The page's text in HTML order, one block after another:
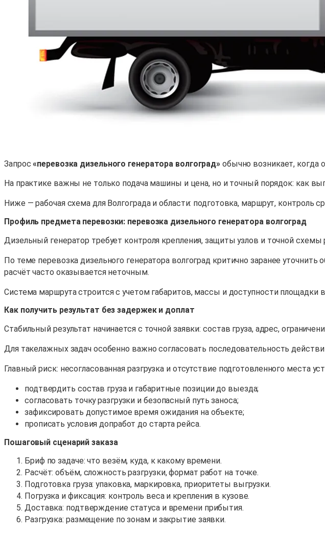
Запрос«перевозка дизельного генератора волгоград» обычно возникает, когда
На практике важны не только подача машины и цена, но и точный порядок: как
Ниже — рабочая схема для Волгограда и области: подготовка, маршрут,
Профиль предмета перевозки: перевозка дизельного генератора волгоград
Дизельный генератор требует контроля крепления, защиты узлов и точной схемы
По теме перевозка дизельного генератора волгоград критично заранее
расчёт часто оказывается неточным.
Система маршрута строится с учетом габаритов, массы и доступности площадки
Как получить результат без задержек и доплат
Стабильный результат начинается с точной заявки: состав груза, адрес,
Для такелажных задач особенно важно согласовать последовательность
Главный риск: несогласованная разгрузка и отсутствие подготовленного места
подтвердить состав груза и габаритные позиции до выезда;
согласовать точку разгрузки и безопасный путь заноса;
зафиксировать допустимое время ожидания на объекте;
прописать условия допработ до старта рейса.
Пошаговый сценарий заказа
Бриф по задаче: что везём, куда, к какому времени.
Расчёт: объём, сложность разгрузки, формат работ на точке.
Подготовка груза: упаковка, маркировка, приоритеты выгрузки.
Погрузка и фиксация: контроль веса и крепления в кузове.
Доставка: подтверждение статуса и времени прибытия.
Разгрузка: размещение по зонам и закрытие заявки.